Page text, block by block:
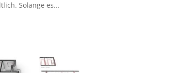
Solange es...